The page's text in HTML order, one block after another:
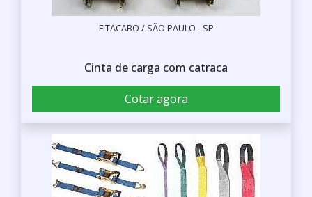
FITACABO / SÃO PAULO - SP
Cinta de carga com catraca
Cotar agora